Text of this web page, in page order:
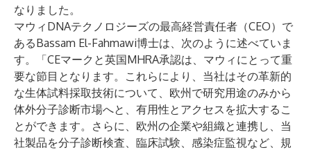
なりました。
マウィDNAテクノロジーズの最高経営責任者（CEO）で
あるBassam El-Fahmawi博士は、次のように述べていま
す。「CEマークと英国MHRA承認は、マウィにとって重
要な節目となります。これらにより、当社はその革新的
な生体試料採取技術について、欧州で研究用途のみから
体外分子診断市場へと、有用性とアクセスを拡大するこ
とができます。さらに、欧州の企業や組織と連携し、当
社製品を分子診断検査、臨床試験、感染症監視など、規